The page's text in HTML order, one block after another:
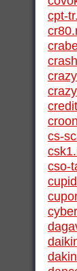
cpt-
cs-
cso-